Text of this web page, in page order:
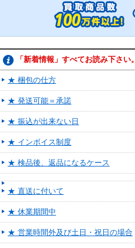
「新着情報」すべてお読み下さい。
★ 梱包の仕方
★ 発送可能＝承諾
★ 振込が出来ない日
★ インボイス制度
★ 検品後、返品になるケース
★ 直送に付いて
★ 休業期間中
★ 営業時間外及び土日・祝日の場合